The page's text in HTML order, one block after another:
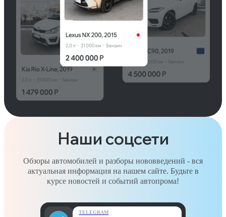
Наши соцсети
Обзоры автомобилей и разборы нововведений - вся
актуальная информация на нашем сайте. Будьте в
курсе новостей и событий автопрома!
TELEGRAM